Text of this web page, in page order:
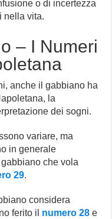
o di incertezza
nella vita.
– I Numeri
anche il gabbiano ha
la
dei sogni.
variare, ma
in generale
che vola
29.
considera
ferito il numero 28 e